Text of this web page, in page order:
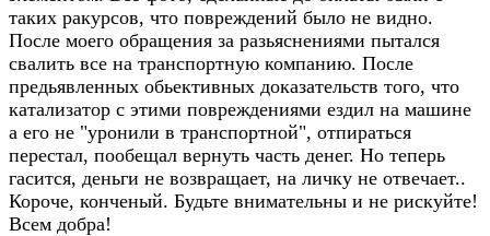
таких ракурсов, что повреждений было не видно.
После моего обращения за разьяснениями пытался
свалить все на транспортную компанию. После
предьявленных обьективных доказательств того, что
катализатор с этими повреждениями ездил на машине
а его не "уронили в транспортной", отпираться
перестал, пообещал вернуть часть денег. Но теперь
гасится, деньги не возвращает, на личку не отвечает..
Короче, конченый. Будьте внимательны и не рискуйте!
Всем добра!